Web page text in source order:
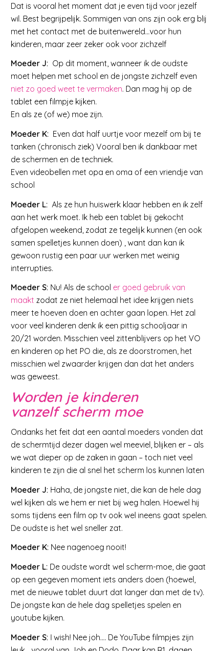
Dat is vooral het moment dat je even tijd voor jezelf
wil. Best begrijpelijk. Sommigen van ons zijn ook erg blij
met het contact met de buitenwereld…voor hun
kinderen, maar zeer zeker ook voor zichzelf
Moeder J: Op dit moment, wanneer ik de oudste
moet helpen met school en de jongste zichzelf even
niet zo goed weet te vermaken. Dan mag hij op de
tablet een filmpje kijken.
En als ze (of we) moe zijn.
Moeder K: Even dat half uurtje voor mezelf om bij te
tanken (chronisch ziek) Vooral ben ik dankbaar met
de schermen en de techniek.
Even videobellen met opa en oma of een vriendje van
school
Moeder L:Als ze hun huiswerk klaar hebben en ik zelf
aan het werk moet. Ik heb een tablet bij gekocht
afgelopen weekend, zodat ze tegelijk kunnen (en ook
samen spelletjes kunnen doen) , want dan kan ik
gewoon rustig een paar uur werken met weinig
interrupties.
Moeder S: Nu! Als de school er goed gebruik van
maakt zodat ze niet helemaal het idee krijgen niets
meer te hoeven doen en achter gaan lopen. Het zal
voor veel kinderen denk ik een pittig schooljaar in
20/21 worden. Misschien veel zittenblijvers op het VO
en kinderen op het PO die, als ze doorstromen, het
misschien wel zwaarder krijgen dan dat het anders
was geweest.
Worden je kinderen
vanzelf scherm moe
Ondanks het feit dat een aantal moeders vonden dat
de schermtijd dezer dagen wel meeviel, blijken er – als
we wat dieper op de zaken in gaan – toch niet veel
kinderen te zijn die al snel het scherm los kunnen laten
Moeder J: Haha, de jongste niet, die kan de hele dag
wel kijken als we hem er niet bij weg halen. Hoewel hij
soms tijdens een film op tv ook wel ineens gaat spelen.
De oudste is het wel sneller zat.
Moeder K: Nee nagenoeg nooit!
Moeder L: De oudste wordt wel scherm-moe, die gaat
op een gegeven moment iets anders doen (hoewel,
met de nieuwe tablet duurt dat langer dan met de tv).
De jongste kan de hele dag spelletjes spelen en
youtube kijken.
Moeder S: I wish! Nee joh…. De YouTube filmpjes zijn